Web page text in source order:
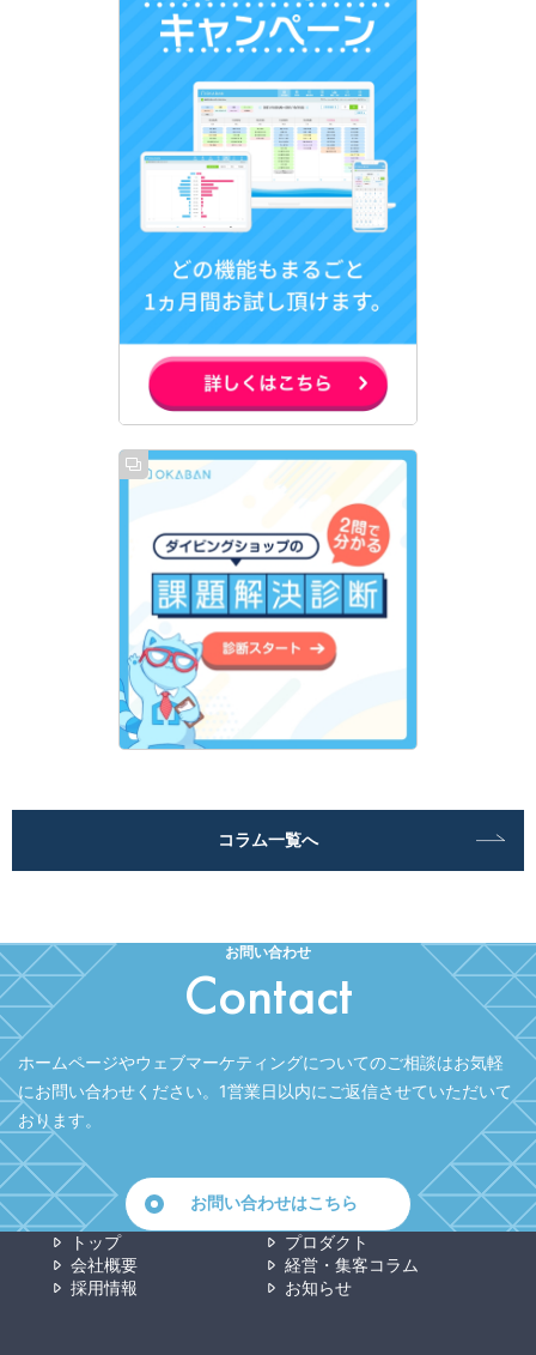
コラム一覧へ
お問い合わせ
Contact
ホームページやウェブマーケティングについてのご相談はお気軽
にお問い合わせください。 1営業日以内にご返信させていただいて
おります。
お問い合わせはこちら
トップ
プロダクト
会社概要
経営・集客コラム
採用情報
お知らせ